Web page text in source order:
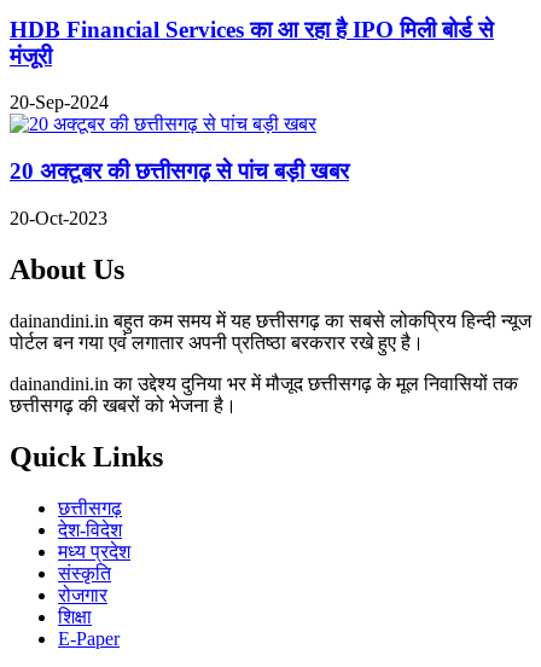
HDB Financial Services का आ रहा है IPO मिली बोर्ड से
मंजूरी
20-Sep-2024
20 अक्टूबर की छत्तीसगढ़ से पांच बड़ी खबर
20-Oct-2023
About Us
dainandini.in बहुत कम समय में यह छत्तीसगढ़ का सबसे लोकप्रिय हिन्दी न्यूज
पोर्टल बन गया एवं लगातार अपनी प्रतिष्ठा बरकरार रखे हुए है।
dainandini.in का उद्देश्य दुनिया भर में मौजूद छत्तीसगढ़ के मूल निवासियों तक
छत्तीसगढ़ की खबरों को भेजना है।
Quick Links
छत्तीसगढ़
देश-विदेश
मध्य प्रदेश
संस्कृति
रोजगार
शिक्षा
E-Paper